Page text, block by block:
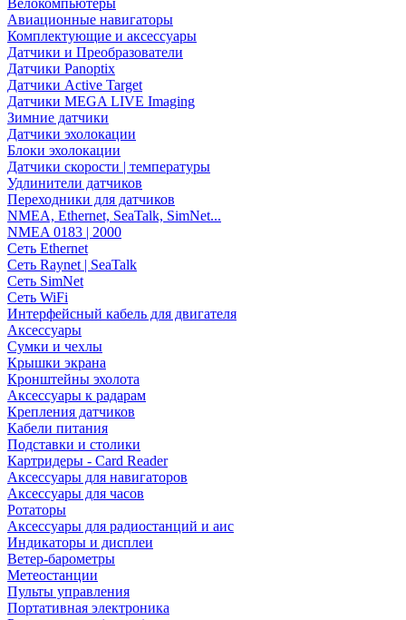
Велокомпьютеры
Авиационные навигаторы
Комплектующие и аксессуары
Датчики и Преобразователи
Датчики Panoptix
Датчики Active Target
Датчики MEGA LIVE Imaging
Зимние датчики
Датчики эхолокации
Блоки эхолокации
Датчики скорости | температуры
Удлинители датчиков
Переходники для датчиков
NMEA, Ethernet, SeaTalk, SimNet...
NMEA 0183 | 2000
Сеть Ethernet
Сеть Raynet | SeaTalk
Сеть SimNet
Сеть WiFi
Интерфейсный кабель для двигателя
Аксессуары
Сумки и чехлы
Крышки экрана
Кронштейны эхолота
Аксессуары к радарам
Крепления датчиков
Кабели питания
Подставки и столики
Картридеры - Card Reader
Аксессуары для навигаторов
Аксессуары для часов
Ротаторы
Аксессуары для радиостанций и аис
Индикаторы и дисплеи
Ветер-барометры
Метеостанции
Пульты управления
Портативная электроника